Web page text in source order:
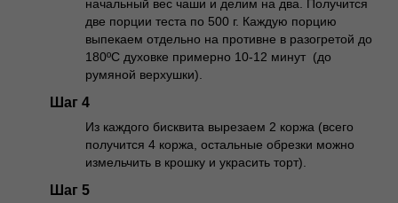
начальный вес чаши и делим на два. Получится
две порции теста по 500 г. Каждую порцию
выпекаем отдельно на противне в разогретой до
180ºС духовке примерно 10-12 минут (до
румяной верхушки).
Шаг 4
Из каждого бисквита вырезаем 2 коржа (всего
получится 4 коржа, остальные обрезки можно
измельчить в крошку и украсить торт).
Шаг 5